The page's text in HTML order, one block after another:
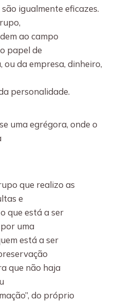
igualmente eficazes.
ao campo
papel de
ou da empresa, dinheiro,
personalidade.
uma egrégora, onde o
que realizo as
e
que está a ser
uma
está a ser
que não haja
do próprio